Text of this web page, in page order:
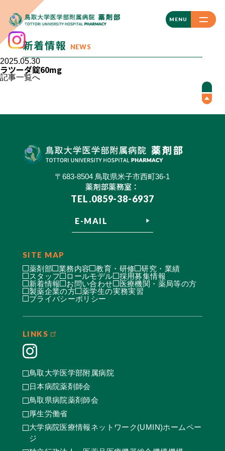
MENU
CLOSE
新着情報 NEWS
2025.05.30
ラツーダ錠60mg
記事一覧へ
〒683-8504 鳥取県米子市西町36-1
薬剤部薬務室：
TEL.0859-38-6937
E-MAIL
SITE MAP
薬剤部 業務内容 教育・研修
研究・業績
スタッフ
ロールモデル
採用募集情報
新着情報
お問い合わせ
医療機関・薬局等の方
製薬企業の方
薬学生の実務実習
プライバシーポリシー
LINKS
鳥取大学医学部附属病院
日本病院薬剤師会
鳥取県病院薬剤師会
厚生労働省
大学病院医療情報ネットワーク(UMIN)ホームペー
ジ